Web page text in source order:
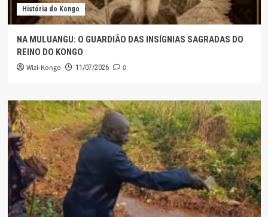
História do Kongo
NA MULUANGU: O GUARDIÃO DAS INSÍGNIAS SAGRADAS DO
REINO DO KONGO
Wizi-Kongo 11/07/2026 0